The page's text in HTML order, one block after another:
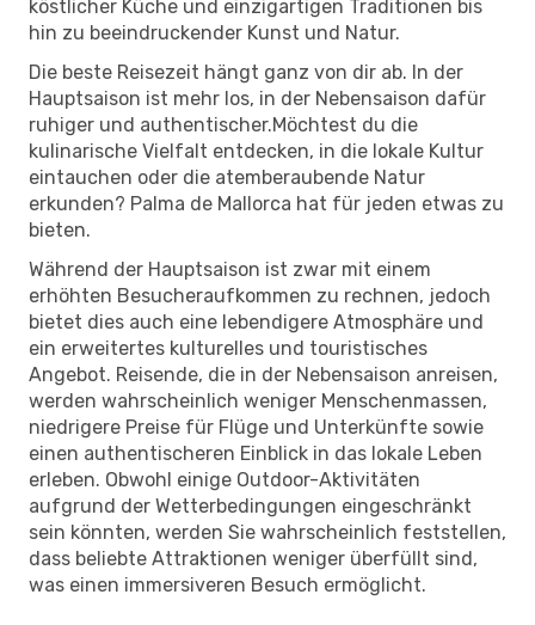
köstlicher Küche und einzigartigen Traditionen bis
hin zu beeindruckender Kunst und Natur.
Die beste Reisezeit hängt ganz von dir ab. In der
Hauptsaison ist mehr los, in der Nebensaison dafür
ruhiger und authentischer.Möchtest du die
kulinarische Vielfalt entdecken, in die lokale Kultur
eintauchen oder die atemberaubende Natur
erkunden? Palma de Mallorca hat für jeden etwas zu
bieten.
Während der Hauptsaison ist zwar mit einem
erhöhten Besucheraufkommen zu rechnen, jedoch
bietet dies auch eine lebendigere Atmosphäre und
ein erweitertes kulturelles und touristisches
Angebot. Reisende, die in der Nebensaison anreisen,
werden wahrscheinlich weniger Menschenmassen,
niedrigere Preise für Flüge und Unterkünfte sowie
einen authentischeren Einblick in das lokale Leben
erleben. Obwohl einige Outdoor-Aktivitäten
aufgrund der Wetterbedingungen eingeschränkt
sein könnten, werden Sie wahrscheinlich feststellen,
dass beliebte Attraktionen weniger überfüllt sind,
was einen immersiveren Besuch ermöglicht.